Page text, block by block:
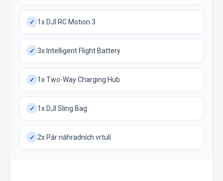
✓ 1x DJI RC Motion 3
✓ 3x Intelligent Flight Battery
✓ 1x Two-Way Charging Hub
✓ 1x DJI Sling Bag
✓ 2x Pár náhradních vrtulí